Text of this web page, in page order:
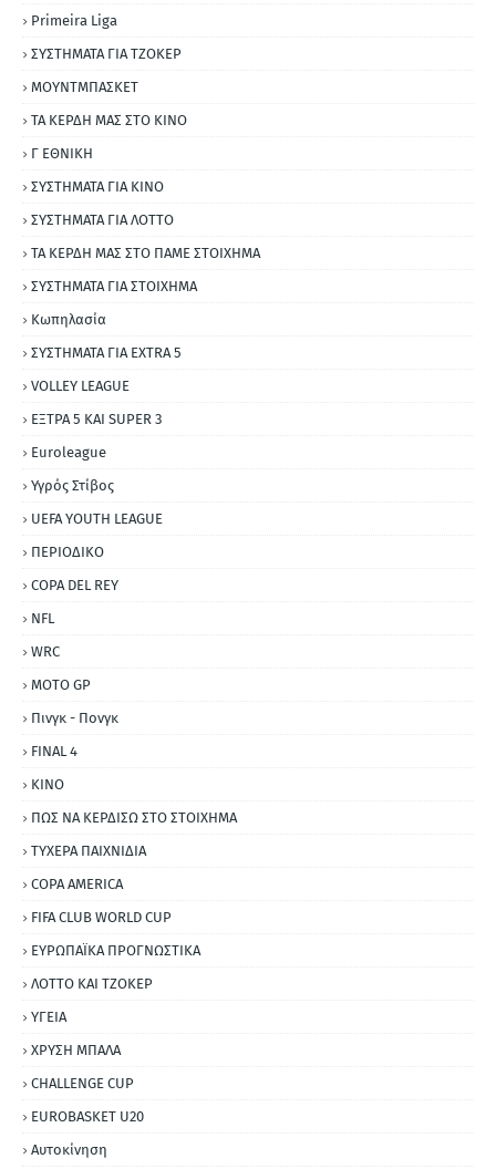
Primeira Liga
ΣΥΣΤΗΜΑΤΑ ΓΙΑ ΤΖΟΚΕΡ
ΜΟΥΝΤΜΠΑΣΚΕΤ
ΤΑ ΚΕΡΔΗ ΜΑΣ ΣΤΟ ΚΙΝΟ
Γ ΕΘΝΙΚΗ
ΣΥΣΤΗΜΑΤΑ ΓΙΑ ΚΙΝΟ
ΣΥΣΤΗΜΑΤΑ ΓΙΑ ΛΟΤΤΟ
ΤΑ ΚΕΡΔΗ ΜΑΣ ΣΤΟ ΠΑΜΕ ΣΤΟΙΧΗΜΑ
ΣΥΣΤΗΜΑΤΑ ΓΙΑ ΣΤΟΙΧΗΜΑ
Κωπηλασία
ΣΥΣΤΗΜΑΤΑ ΓΙΑ ΕΧΤRΑ 5
VOLLEY LEAGUE
ΕΞΤΡΑ 5 ΚΑΙ SUPER 3
Εuroleague
Υγρός Στίβος
UEFA YOUTH LEAGUE
ΠΕΡΙΟΔΙΚΟ
COPA DEL REY
NFL
WRC
MOTO GP
Πινγκ - Πονγκ
FINAL 4
ΚΙΝΟ
ΠΩΣ ΝΑ ΚΕΡΔΙΣΩ ΣΤΟ ΣΤΟΙΧΗΜΑ
ΤΥΧΕΡΑ ΠΑΙΧΝΙΔΙΑ
COPA AMERICA
FIFA CLUB WORLD CUP
ΕΥΡΩΠΑΪΚΑ ΠΡΟΓΝΩΣΤΙΚΑ
ΛΟΤΤΟ ΚΑΙ ΤΖΟΚΕΡ
ΥΓΕΙΑ
ΧΡΥΣΗ ΜΠΑΛΑ
CHALLENGE CUP
EUROBASKET U20
Αυτοκίνηση